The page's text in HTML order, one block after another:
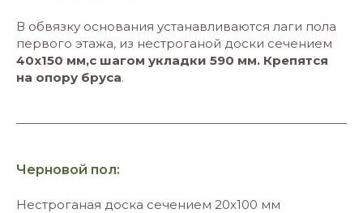
В обвязку основания устанавливаются лаги пола
первого этажа, из нестроганой доски сечением
40х150 мм,с шагом укладки 590 мм. Крепятся
на опору бруса.
Черновой пол:
Нестроганая доска сечением 20х100 мм